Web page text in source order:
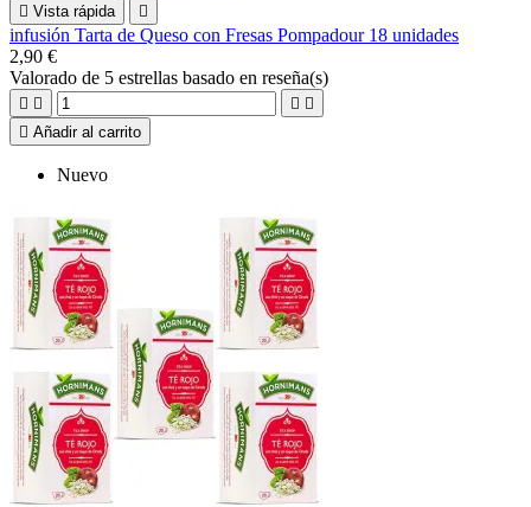
 Vista rápida 
infusión Tarta de Queso con Fresas Pompadour 18 unidades
2,90 €
Valorado de 5 estrellas basado en reseña(s)
   
 Añadir al carrito
Nuevo